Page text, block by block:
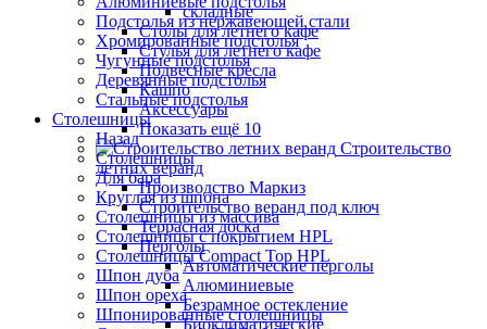
складные
Столы для летнего кафе
Стулья для летнего кафе
Подвесные кресла
Кашпо
Аксессуары
Показать ещё 10
Строительство
летних веранд
Производство Маркиз
Строительство веранд под ключ
Террасная доска
Перголы
Автоматические перголы
Алюминиевые
Безрамное остекление
Биоклиматические
Подстолья из нержавеющей стали
Хромированные подстолья
Чугунные подстолья
Деревянные подстолья
Стальные подстолья
Столешницы
Назад
Столешницы
Для бара
Круглая из шпона
Столешницы из массива
Столешницы с покрытием HPL
Столешницы Сompact Top HPL
Шпон дуба
Шпон ореха
Шпонированные столешницы